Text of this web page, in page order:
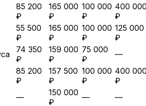
85 200
₽
165 000
₽
100 000
₽
400
₽
55 500
₽
165 000
₽
100 000
₽
125 000
₽
74 350
₽
159 000
₽
75 000
₽
—
85 200
₽
157 500
₽
100 000
₽
400
₽
—
150 000
₽
— —